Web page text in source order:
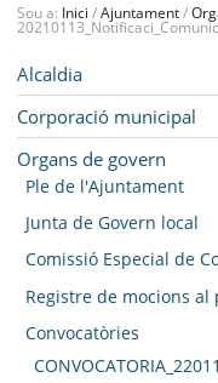
BELL-LLOC
Sou a: Inici /Ajuntament/
Alcaldia
Corporació municipal
Organs de govern
Ple de l'Ajuntament
Junta de Govern local
Comissió Especial de
Registre de mocions al
Convocatòries